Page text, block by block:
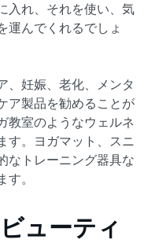
入れ、それを使い、気
運んでくれるでしょ
、妊娠、老化、メンタ
ア製品を勧めることが
教室のようなウェルネ
す。ヨガマット、スニ
なトレーニング器具な
す。
ューティ